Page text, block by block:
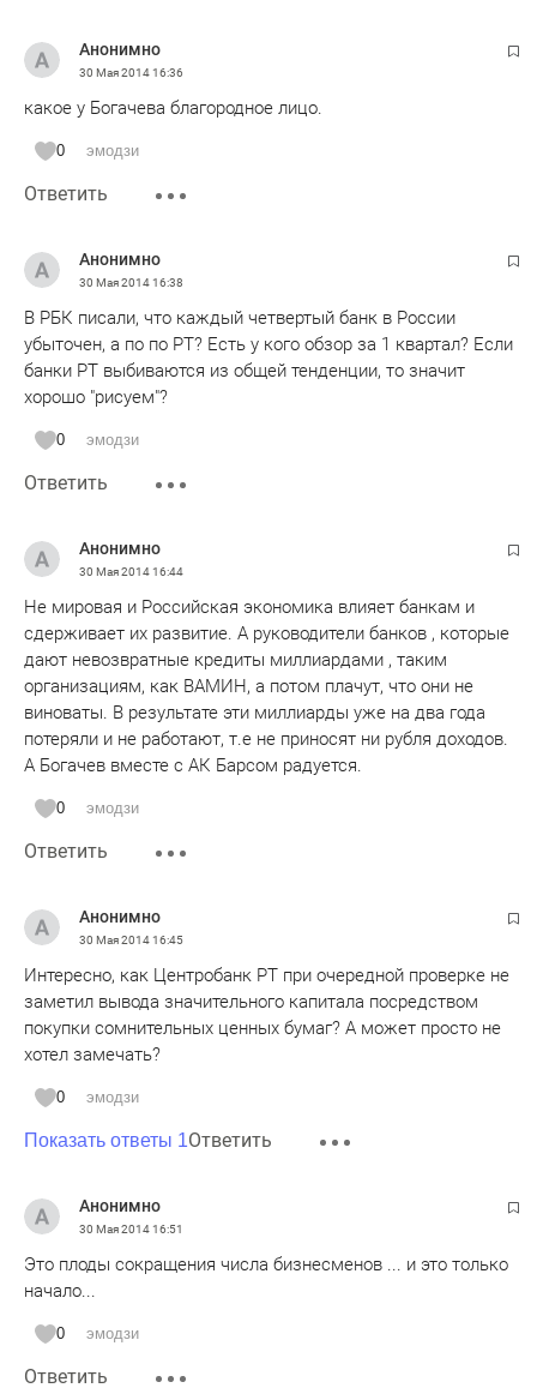
Анонимно
30 Мая 201416:36
какое у Богачева благородное лицо.
0 эмодзи
Ответить
Анонимно
30 Мая 201416:38
В РБК писали, что каждый четвертый банк в России
убыточен, а по по РТ? Есть у кого обзор за 1 квартал? Если
банки РТ выбиваются из общей тенденции, то значит
хорошо "рисуем"?
0 эмодзи
Ответить
Анонимно
30 Мая 201416:44
Не мировая и Российская экономика влияет банкам и
сдерживает их развитие. А руководители банков , которые
дают невозвратные кредиты миллиардами , таким
организациям, как ВАМИН, а потом плачут, что они не
виноваты. В результате эти миллиарды уже на два года
потеряли и не работают, т.е не приносят ни рубля доходов.
А Богачев вместе с АК Барсом радуется.
0 эмодзи
Ответить
Анонимно
30 Мая 201416:45
Интересно, как Центробанк РТ при очередной проверке не
заметил вывода значительного капитала посредством
покупки сомнительных ценных бумаг? А может просто не
хотел замечать?
0 эмодзи
Показать ответы 1Ответить
Анонимно
30 Мая 201416:51
Это плоды сокращения числа бизнесменов ... и это только
начало...
0 эмодзи
Ответить